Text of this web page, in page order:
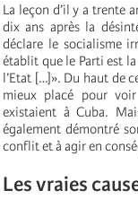
La leçon d’il y a trente
dix ans après la
déclare le socialisme
établit que le Parti est
l’Etat […]». Du haut de
mieux placé pour
existaient à Cuba.
également démontré
conflit et à agir en
Les vraies